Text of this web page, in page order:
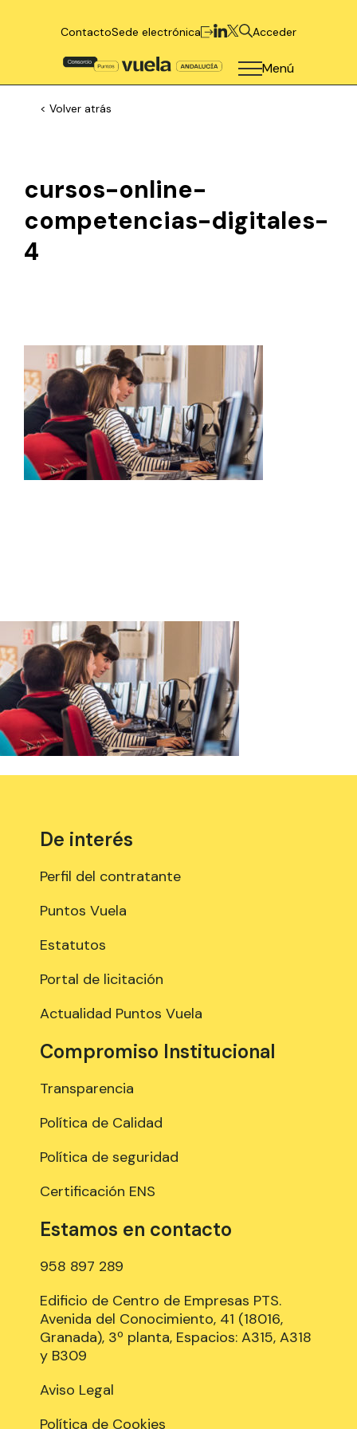
ContactoSede electrónica Acceder
Menú
< Volver atrás
cursos-online-
competencias-digitales-
4
De interés
Perfil del contratante
Puntos Vuela
Estatutos
Portal de licitación
Actualidad Puntos Vuela
Compromiso Institucional
Transparencia
Política de Calidad
Política de seguridad
Certificación ENS
Estamos en contacto
958 897 289
Edificio de Centro de Empresas PTS.
Avenida del Conocimiento, 41 (18016,
Granada), 3º planta, Espacios: A315, A318
y B309
Aviso Legal
Política de Cookies